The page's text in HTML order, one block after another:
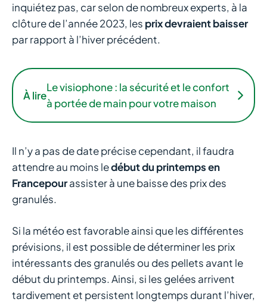
inquiétez pas, car selon de nombreux experts, à la
clôture de l’année 2023, les prix devraient baisser
par rapport à l’hiver précédent.
À lire
Le visiophone : la sécurité et le confort
à portée de main pour votre maison
Il n’y a pas de date précise cependant, il faudra
attendre au moins ledébut du printemps en
Francepourassister à une baisse des prix des
granulés.
Si la météo est favorable ainsi que les différentes
prévisions, il est possible de déterminer les prix
intéressants des granulés ou des pellets avant le
début du printemps. Ainsi, si les gelées arrivent
tardivement et persistent longtemps durant l’hiver,